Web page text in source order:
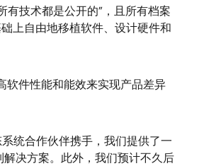
有技术都是公开的”，且所有档案
上自由地移植软件、设计硬件和
软件性能和能效来实现产品差异
统合作伙伴携手，我们提供了一
决方案。此外，我们预计不久后